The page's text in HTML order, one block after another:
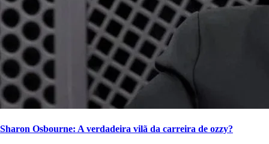
Sharon Osbourne: A verdadeira vilã da carreira de ozzy?